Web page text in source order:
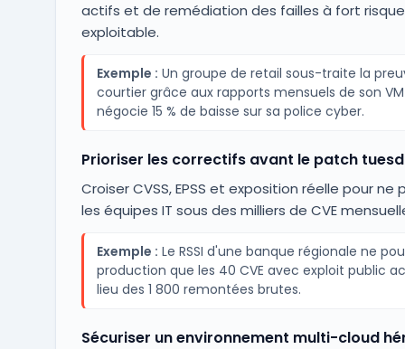
actifs et de remédiation des failles à fort risque
exploitable.
Exemple : Un groupe de retail sous-traite la
courtier grâce aux rapports mensuels de son
négocie 15 % de baisse sur sa police cyber.
Prioriser les correctifs avant le patch
Croiser CVSS, EPSS et exposition réelle pour ne
les équipes IT sous des milliers de CVE
Exemple : Le RSSI d'une banque régionale ne
production que les 40 CVE avec exploit public
lieu des 1 800 remontées brutes.
Sécuriser un environnement multi-cloud